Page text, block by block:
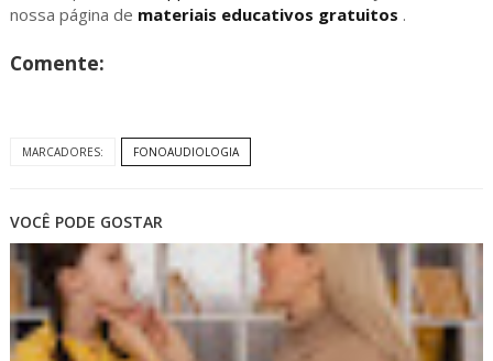
nossa página de materiais educativos gratuitos .
Comente:
MARCADORES: FONOAUDIOLOGIA
VOCÊ PODE GOSTAR